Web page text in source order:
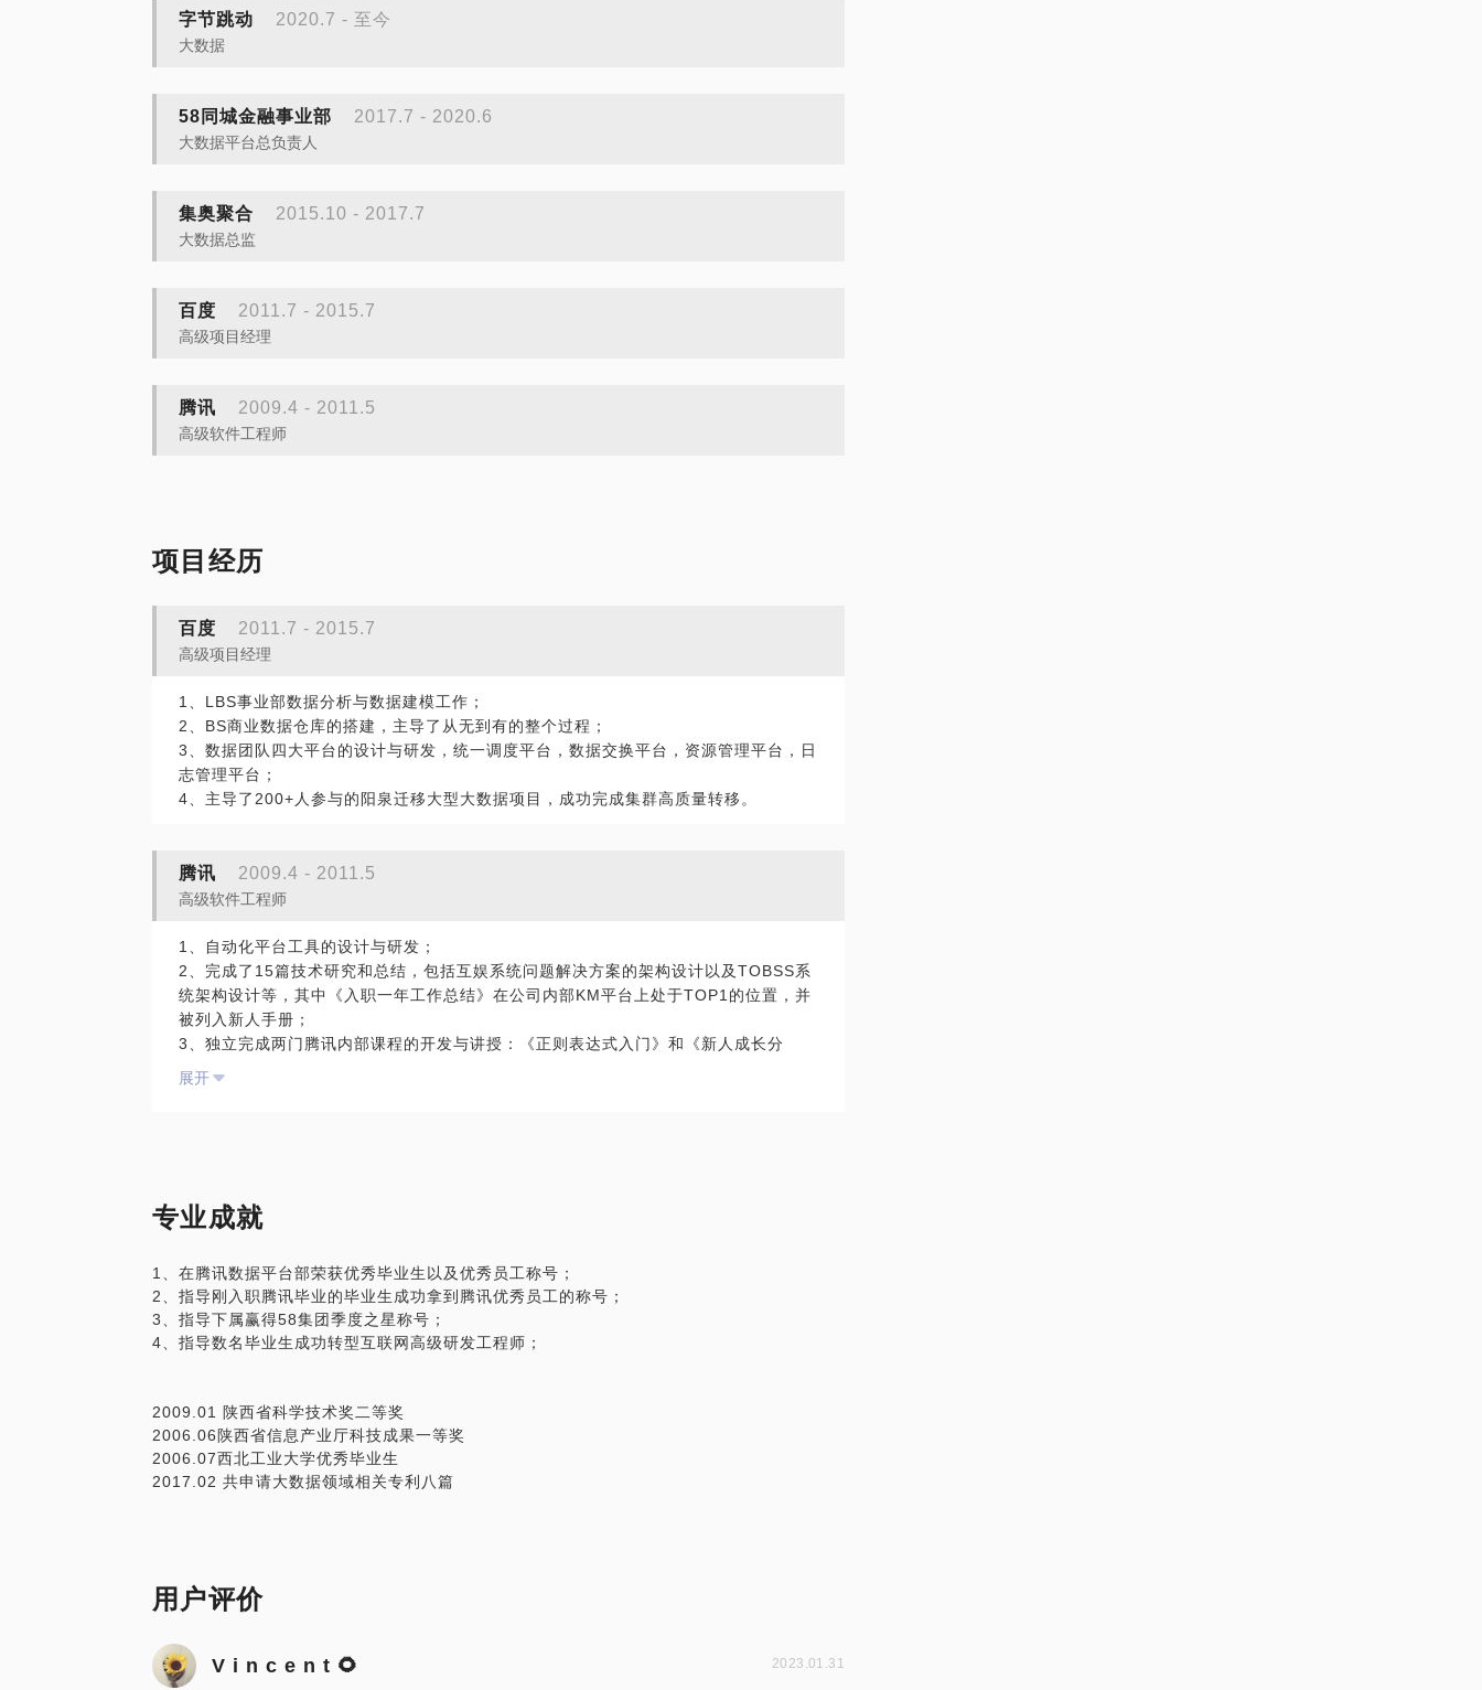
字节跳动 2020.7 - 至今
大数据
58同城金融事业部 2017.7 - 2020.6
大数据平台总负责人
集奥聚合 2015.10 - 2017.7
大数据总监
百度 2011.7 - 2015.7
高级项目经理
腾讯 2009.4 - 2011.5
高级软件工程师
项目经历
百度 2011.7 - 2015.7
高级项目经理
1、LBS事业部数据分析与数据建模工作；
2、BS商业数据仓库的搭建，主导了从无到有的整个过程；
3、数据团队四大平台的设计与研发，统一调度平台，数据交换平台，资源管理平台，日
志管理平台；
4、主导了200+人参与的阳泉迁移大型大数据项目，成功完成集群高质量转移。
腾讯 2009.4 - 2011.5
高级软件工程师
1、自动化平台工具的设计与研发；
2、完成了15篇技术研究和总结，包括互娱系统问题解决方案的架构设计以及TOBSS系
统架构设计等，其中《入职一年工作总结》在公司内部KM平台上处于TOP1的位置，并
被列入新人手册；
3、独立完成两门腾讯内部课程的开发与讲授：《正则表达式入门》和《新人成长分
享》；
展开
专业成就
1、在腾讯数据平台部荣获优秀毕业生以及优秀员工称号；
2、指导刚入职腾讯毕业的毕业生成功拿到腾讯优秀员工的称号；
3、指导下属赢得58集团季度之星称号；
4、指导数名毕业生成功转型互联网高级研发工程师；
2009.01 陕西省科学技术奖二等奖
2006.06陕西省信息产业厅科技成果一等奖
2006.07西北工业大学优秀毕业生
2017.02 共申请大数据领域相关专利八篇
用户评价
V i n c e n t 🌻 2023.01.31